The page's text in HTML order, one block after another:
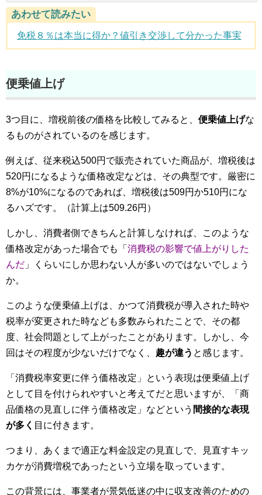
あわせて読みたい
免税８％は本当に得か？値引き交渉して分かった事実
便乗値上げ
3つ目に、増税前後の価格を比較してみると、 便乗値上げな
るものがされているのを感じます。
例えば、従来税込500円で販売されていた商品が、増税後は
520円になるような価格改定などは、その典型です。厳密に
8%が10%になるのであれば、増税後は509円か510円にな
るハズです。（計算上は509.26円）
しかし、消費者側できちんと計算しなければ、このような
価格改定があった場合でも「 消費税の影響で値上がりした
んだ 」くらいにしか思わない人が多いのではないでしょう
か。
このような便乗値上げは、かつて消費税が導入された時や
税率が変更された時なども多数みられたことで、その都
度、社会問題として上がったことがあります。しかし、今
回はその程度が少ないだけでなく、 趣が違う と感じます。
「消費税率変更に伴う価格改定」という表現は便乗値上げ
として目を付けられやすいと考えてだと思いますが、「商
品価格の見直しに伴う価格改定」などという 間接的な表現
が多く 目に付きます。
つまり、あくまで適正な料金設定の見直しで、見直すキッ
カケが消費増税であったという立場を取っています。
この背景には、事業者が景気低迷の中に収支改善のための